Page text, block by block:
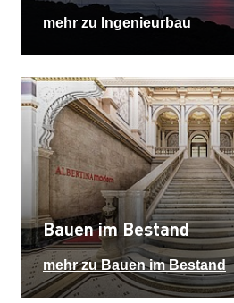
mehr zu Ingenieurbau
Bauen im Bestand
mehr zu Bauen im Bestand